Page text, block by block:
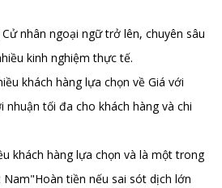
nhân ngoại ngữ trở lên, chuyên sâu
kinh nghiệm thực tế.
khách hàng lựa chọn về Giá với
tối đa cho khách hàng và chi
khách hàng lựa chọn và là một trong
tiền nếu sai sót dịch lớn